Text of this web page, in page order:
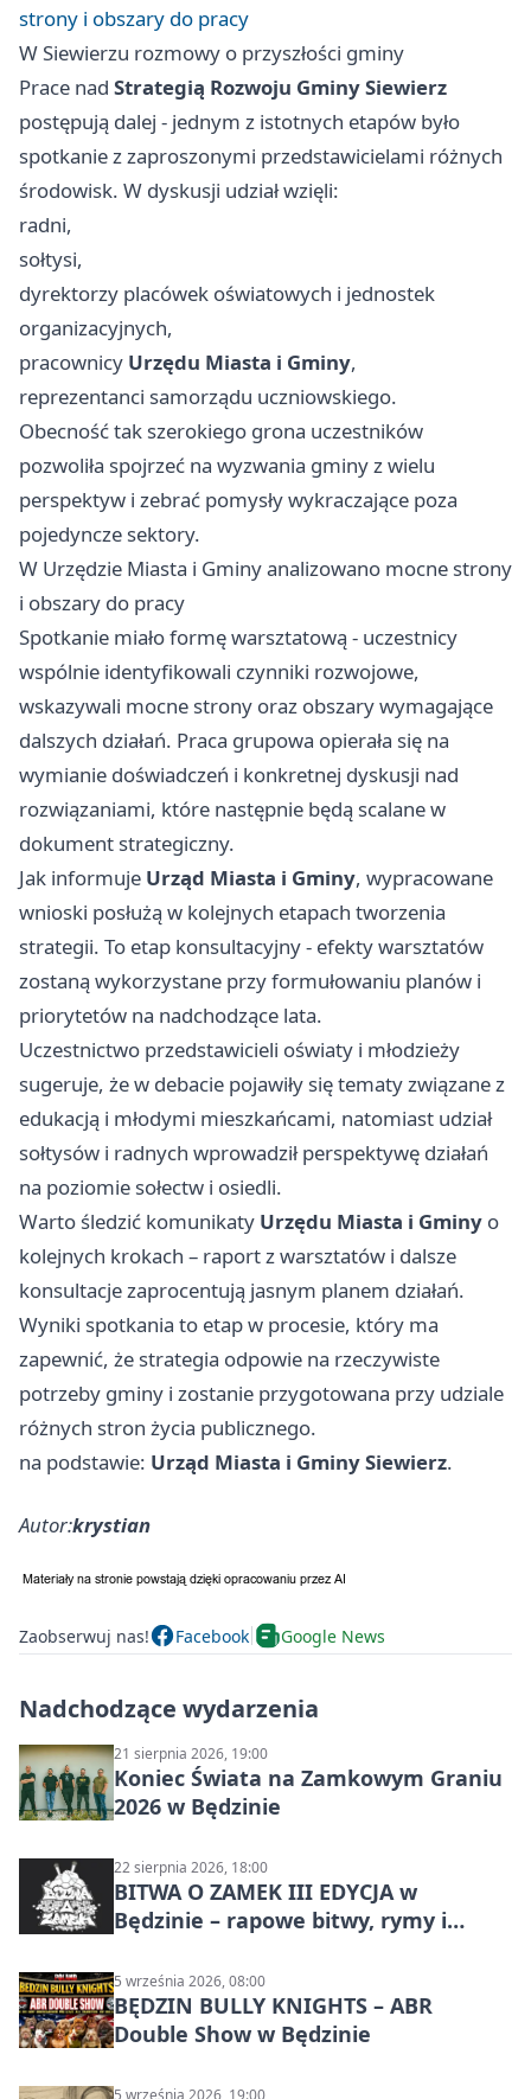
strony i obszary do pracy
W Siewierzu rozmowy o przyszłości gminy
Prace nad Strategią Rozwoju Gminy Siewierz
postępują dalej - jednym z istotnych etapów było
spotkanie z zaproszonymi przedstawicielami różnych
środowisk. W dyskusji udział wzięli:
radni,
sołtysi,
dyrektorzy placówek oświatowych i jednostek
organizacyjnych,
pracownicy Urzędu Miasta i Gminy,
reprezentanci samorządu uczniowskiego.
Obecność tak szerokiego grona uczestników
pozwoliła spojrzeć na wyzwania gminy z wielu
perspektyw i zebrać pomysły wykraczające poza
pojedyncze sektory.
W Urzędzie Miasta i Gminy analizowano mocne strony
i obszary do pracy
Spotkanie miało formę warsztatową - uczestnicy
wspólnie identyfikowali czynniki rozwojowe,
wskazywali mocne strony oraz obszary wymagające
dalszych działań. Praca grupowa opierała się na
wymianie doświadczeń i konkretnej dyskusji nad
rozwiązaniami, które następnie będą scalane w
dokument strategiczny.
Jak informuje Urząd Miasta i Gminy, wypracowane
wnioski posłużą w kolejnych etapach tworzenia
strategii. To etap konsultacyjny - efekty warsztatów
zostaną wykorzystane przy formułowaniu planów i
priorytetów na nadchodzące lata.
Uczestnictwo przedstawicieli oświaty i młodzieży
sugeruje, że w debacie pojawiły się tematy związane z
edukacją i młodymi mieszkańcami, natomiast udział
sołtysów i radnych wprowadził perspektywę działań
na poziomie sołectw i osiedli.
Warto śledzić komunikaty Urzędu Miasta i Gminy o
kolejnych krokach – raport z warsztatów i dalsze
konsultacje zaprocentują jasnym planem działań.
Wyniki spotkania to etap w procesie, który ma
zapewnić, że strategia odpowie na rzeczywiste
potrzeby gminy i zostanie przygotowana przy udziale
różnych stron życia publicznego.
na podstawie: Urząd Miasta i Gminy Siewierz.
Autor:krystian
Zaobserwuj nas! Facebook Google News
Nadchodzące wydarzenia
21 sierpnia 2026, 19:00
Koniec Świata na Zamkowym Graniu
2026 w Będzinie
22 sierpnia 2026, 18:00
BITWA O ZAMEK III EDYCJA w
Będzinie – rapowe bitwy, rymy i
5 września 2026, 08:00
BĘDZIN BULLY KNIGHTS – ABR
Double Show w Będzinie
5 września 2026, 19:00